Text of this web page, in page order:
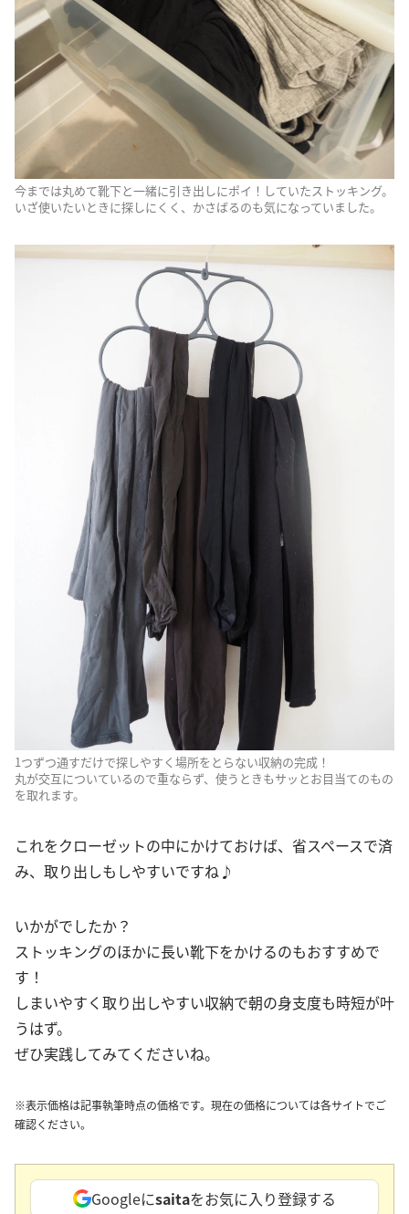
今までは丸めて靴下と一緒に引き出しにポイ！していたストッキング。
いざ使いたいときに探しにくく、かさばるのも気になっていました。
1つずつ通すだけで探しやすく場所をとらない収納の完成！
丸が交互についているので重ならず、使うときもサッとお目当てのもの
を取れます。
これをクローゼットの中にかけておけば、省スペースで済
み、取り出しもしやすいですね♪
いかがでしたか？
ストッキングのほかに長い靴下をかけるのもおすすめで
す！
しまいやすく取り出しやすい収納で朝の身支度も時短が叶
うはず。
ぜひ実践してみてくださいね。
※表示価格は記事執筆時点の価格です。現在の価格については各サイトでご
確認ください。
Googleにsaitaをお気に入り登録する